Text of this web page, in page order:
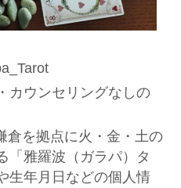
カウンセリングなしの
倉を拠点に火・金・土の
「雅羅波（ガラパ）タ
生年月日などの個人情